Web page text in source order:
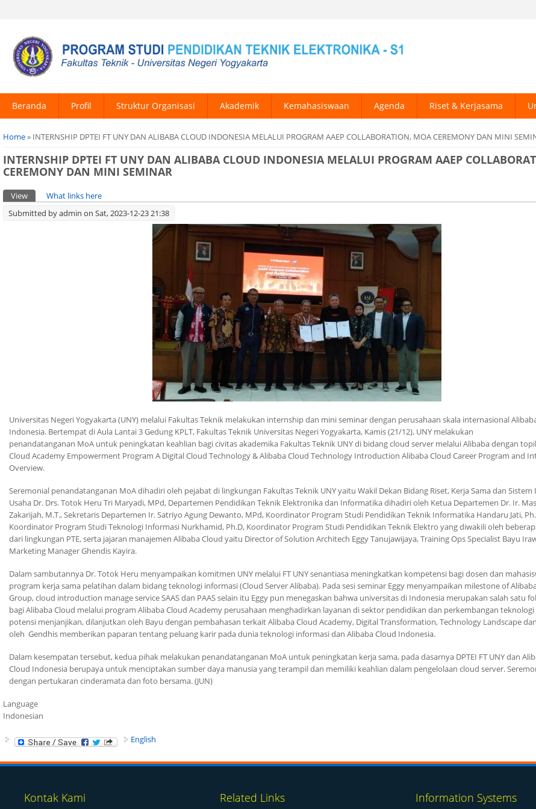
Beranda Profil Struktur Organisasi Akademik Kemahasiswaan Agenda Riset & Kerjasama
You are here
Home» INTERNSHIP DPTEI FT UNY DAN ALIBABA CLOUD INDONESIA MELALUI PROGRAM AAEP COLLABORATION, MOA CEREMONY DAN MINI
INTERNSHIP DPTEI FT UNY DAN ALIBABA CLOUD INDONESIA MELALUI PROGRAM AAEP
CEREMONY DAN MINI SEMINAR
Primary tabs
View (active tab)
What links here
Submitted byadmin on Sat, 2023-12-23 21:38
Universitas Negeri Yogyakarta (UNY) melalui Fakultas Teknik melakukan internship dan mini seminar dengan perusahaan skala internasional
Indonesia. Bertempat di Aula Lantai 3 Gedung KPLT, Fakultas Teknik Universitas Negeri Yogyakarta, Kamis (21/12), UNY melakukan
penandatanganan MoA untuk peningkatan keahlian bagi civitas akademika Fakultas Teknik UNY di bidangcloud server melalui Alibaba dengan
Cloud Academy Empowerment Program A Digital Cloud Technology & Alibaba Cloud Technology Introduction Alibaba Cloud Career Program and
Overview.
Seremonial penandatanganan MoAdihadiri oleh pejabat di lingkungan Fakultas Teknik UNY yaitu Wakil Dekan Bidang Riset, Kerja Sama dan
Usaha Dr. Drs. Totok Heru Tri Maryadi, MPd, Departemen Pendidikan Teknik Elektronika dan Informatika dihadiri oleh Ketua Departemen Dr. Ir.
Zakarijah, M.T., Sekretaris Departemen Ir. Satriyo Agung Dewanto, MPd, Koordinator Program Studi Pendidikan Teknik Informatika Handaru Jati,
Koordinator Program Studi Teknologi Informasi Nurkhamid, Ph.D, Koordinator Program Studi Pendidikan Teknik Elektro yang diwakili oleh
dari lingkungan PTE, serta jajaran manajemen Alibaba Cloud yaitu Director of Solution Architech Eggy Tanujawijaya, Training Ops Specialist Bayu
Marketing Manager Ghendis Kayira.
Dalam sambutannya Dr. Totok Heru menyampaikan komitmen UNY melalui FT UNY senantiasa meningkatkan kompetensi bagi dosen dan
program kerja sama pelatihan dalam bidang teknologi informasi (Cloud ServerAlibaba). Pada sesi seminar Eggy menyampaikan milestone of
Group,cloud introduction manage service SAASdan PAASselain itu Eggy pun menegaskan bahwa universitas di Indonesia merupakan salah satu
bagiAlibaba Cloud melalui program Alibaba Cloud Academy perusahaan menghadirkan layanan di sektor pendidikan dan perkembangan teknologi
potensi menjanjikan, dilanjutkan oleh Bayu dengan pembahasan terkaitAlibaba Cloud Academy, Digital Transformation, Technology Landscape
oleh Gendhis memberikan paparan tentang peluang karir pada dunia teknologi informasi dan Alibaba Cloud Indonesia.
Dalam kesempatan tersebut, kedua pihak melakukan penandatanganan MoA untuk peningkatan kerja sama, pada dasarnya DPTEI FT UNY dan
Cloud Indonesia berupaya untuk menciptakan sumber daya manusia yang terampil dan memiliki keahlian dalam pengelolaan cloud server.
dengan pertukaran cinderamata dan foto bersama. (JUN)
Language
Indonesian
English
Kontak Kami Related Links Information Systems